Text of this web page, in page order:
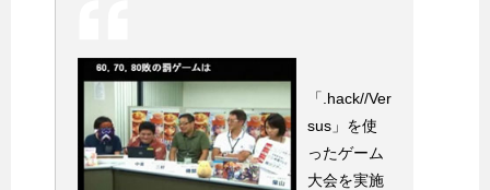
「.hack//Ver
sus」を使
ったゲーム
大会を実施